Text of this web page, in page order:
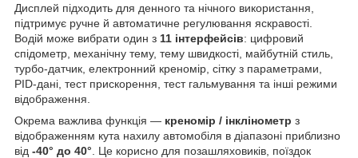
Дисплей підходить для денного та нічного використання,
підтримує ручне й автоматичне регулювання яскравості.
Водій може вибрати один з 11 інтерфейсів: цифровий
спідометр, механічну тему, тему швидкості, майбутній стиль,
турбо-датчик, електронний креномір, сітку з параметрами,
PID-дані, тест прискорення, тест гальмування та інші режими
відображення.
Окрема важлива функція — креномір / інклінометр з
відображенням кута нахилу автомобіля в діапазоні приблизно
від -40° до 40° . Це корисно для позашляховиків, поїздок